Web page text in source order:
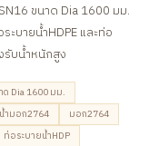
ขนาด Dia 1600 มม.
บายน้ำHDPE และท่อ
รับน้ำหนักสูง
Dia 1600 มม.
ำมอก2764
มอก2764
ท่อระบายน้ำHDP